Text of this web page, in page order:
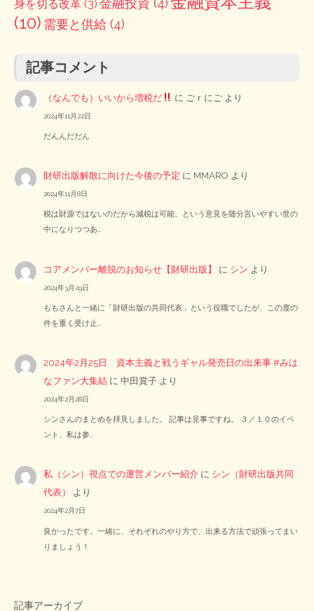
身を切る改革 (3)
(10) 需要と供給 (4)
記事コメント
（なんでも）いいから増税だ に ごｒにご より
2024年11月22日
だんんだだん
財研出版解散に向けた今後の予定 に MMARO より
2024年11月8日
税は財源ではないのだから減税は可能、という意見を随分言いやすい世の
中になりつつあ…
コアメンバー離脱のお知らせ【財研出版】 に シン より
2024年3月29日
ももさんと一緒に「財研出版の共同代表」という役職でしたが、この度の
件を重く受け止…
2024年2月25日 資本主義と戦うギャル発売日の出来事 #みは
なファン大集結 に中田賞子 より
2024年2月28日
シンさんのまとめを拝見しました。 記事は見事ですね。 ３／１０のイベ
ント、私は参…
私（シン）視点での運営メンバー紹介 に シン（財研出版共同
代表）
より
2024年2月7日
良かったです。一緒に、それぞれのやり方で、出来る方法で頑張ってまい
りましょう！
記事アーカイブ